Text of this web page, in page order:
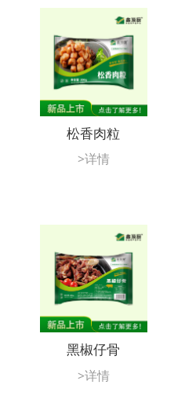
储存条件：-18℃以下冷冻储藏12
松香肉粒
>详情
黑椒仔骨
>详情